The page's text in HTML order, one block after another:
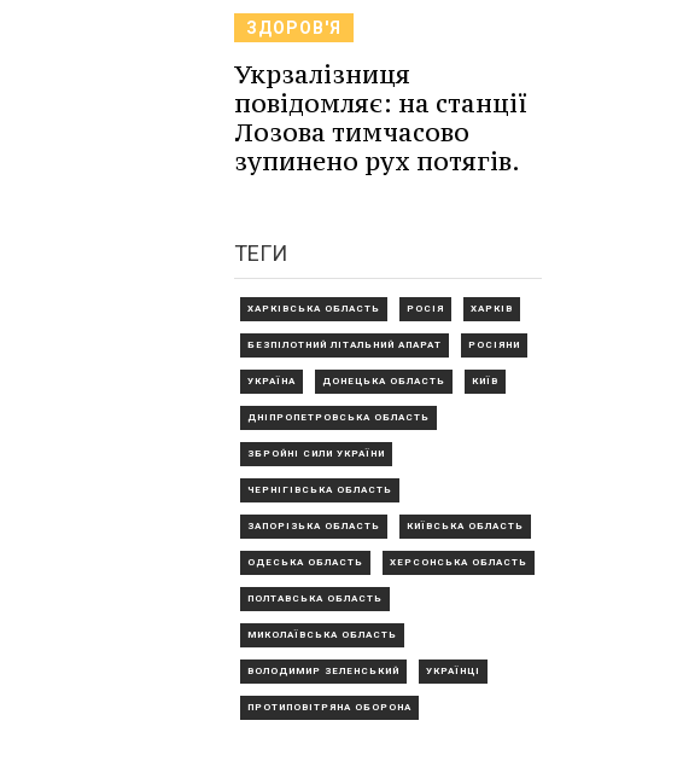
ЗДОРОВ'Я
Укрзалізниця
повідомляє: на станції
Лозова тимчасово
зупинено рух потягів.
ТЕГИ
ХАРКІВСЬКА ОБЛАСТЬ РОСІЯ ХАРКІВ
БЕЗПІЛОТНИЙ ЛІТАЛЬНИЙ АПАРАТ РОСІЯНИ
УКРАЇНА ДОНЕЦЬКА ОБЛАСТЬ КИЇВ
ДНІПРОПЕТРОВСЬКА ОБЛАСТЬ
ЗБРОЙНІ СИЛИ УКРАЇНИ
ЧЕРНІГІВСЬКА ОБЛАСТЬ
ЗАПОРІЗЬКА ОБЛАСТЬ КИЇВСЬКА ОБЛАСТЬ
ОДЕСЬКА ОБЛАСТЬ ХЕРСОНСЬКА ОБЛАСТЬ
ПОЛТАВСЬКА ОБЛАСТЬ
МИКОЛАЇВСЬКА ОБЛАСТЬ
ВОЛОДИМИР ЗЕЛЕНСЬКИЙ УКРАЇНЦІ
ПРОТИПОВІТРЯНА ОБОРОНА